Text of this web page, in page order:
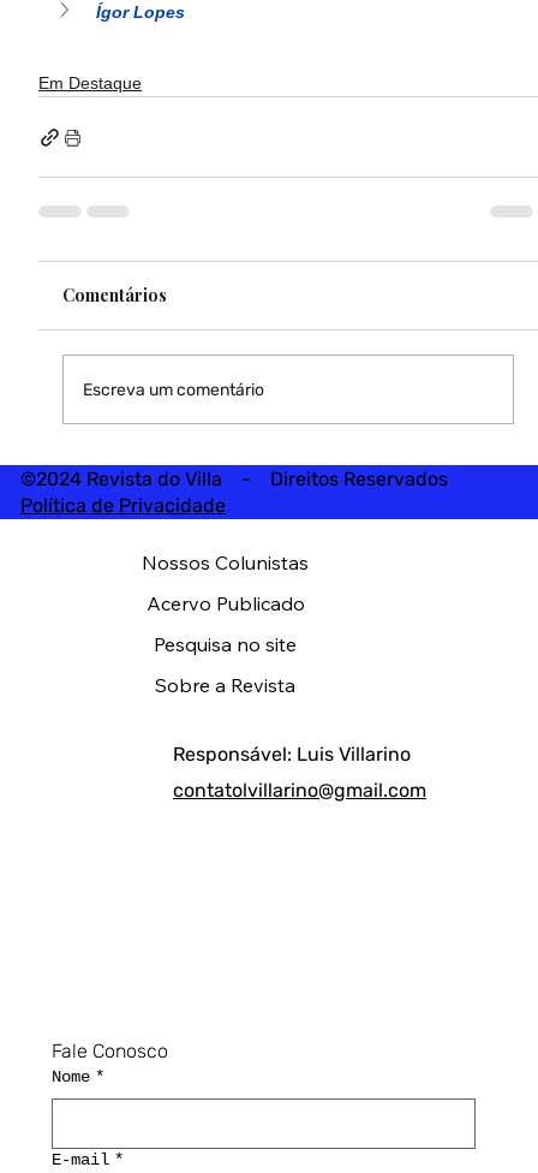
Ígor Lopes
Em Destaque
Comentários
Escreva um comentário
©2024 Revista do Villa - Direitos Reservados
Política de Privacidade
Fale Conosco
Nome *
E-mail *
Responsável: Luis Villarino
contatolvillarino@gmail.com
Nossos Colunistas
Acervo Publicado
Pesquisa no site
Sobre a Revista